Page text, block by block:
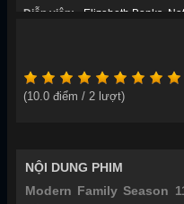
Diễn viên:
Elizabeth Banks
(10.0 điểm / 2 lượt)
NỘI DUNG PHIM
Modern Family Season